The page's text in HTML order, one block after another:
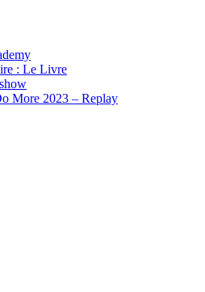
: Le Livre
More 2023 – Replay